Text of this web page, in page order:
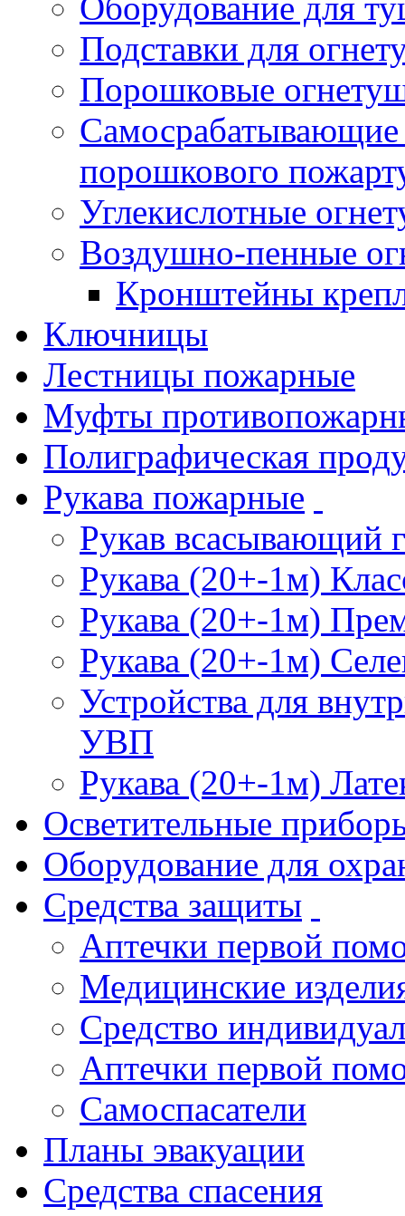
Подставки для
Порошковые
порошкового
Углекислотные
Воздушно-пенные
Кронштейны
Ключницы
Лестницы пожарные
Муфты
Полиграфическая
Рукава пожарные
Рукав всасывающий
Рукава (20+-1м)
Рукава (20+-1м)
Рукава (20+-1м)
Устройства для
УВП
Рукава (20+-1м)
Осветительные
Оборудование для
Средства защиты
Аптечки первой
Медицинские
Средство
Аптечки первой
Самоспасатели
Планы эвакуации
Средства спасения